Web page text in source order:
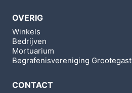
OVERIG
Winkels
Bedrijven
Mortuarium
Begrafenisvereniging Grootegast
CONTACT